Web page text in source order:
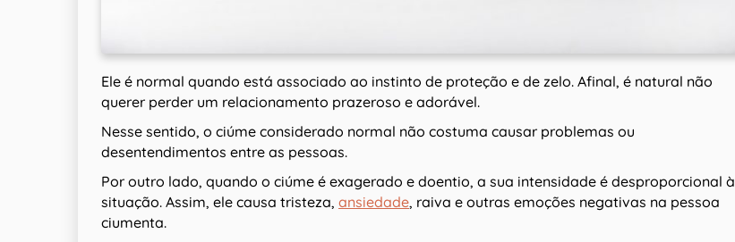
Ele é normal quando está associado ao instinto de proteção e de zelo. Afinal, é natural não
querer perder um relacionamento prazeroso e adorável.
Nesse sentido, o ciúme considerado normal não costuma causar problemas ou
desentendimentos entre as pessoas.
Por outro lado, quando o ciúme é exagerado e doentio, a sua intensidade é desproporcional à
situação. Assim, ele causa tristeza, ansiedade, raiva e outras emoções negativas na pessoa
ciumenta.